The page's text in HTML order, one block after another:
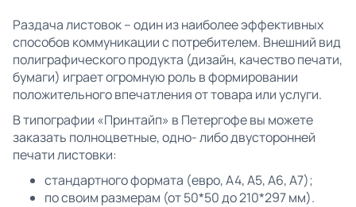
Раздача листовок – один из наиболее эффективных
способов коммуникации с потребителем. Внешний вид
полиграфического продукта (дизайн, качество печати,
бумаги) играет огромную роль в формировании
положительного впечатления от товара или услуги.
В типографии «Принтайп» в Петергофе вы можете
заказать полноцветные, одно- либо двусторонней
печати листовки:
стандартного формата (евро, А4, А5, А6, А7);
по своим размерам (от 50*50 до 210*297 мм).